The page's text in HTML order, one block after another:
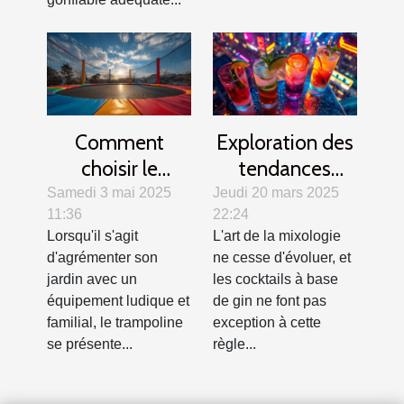
Comment
choisir le
trampoline idéal
pour votre jardin
?
Samedi 3 mai 2025
11:36
Lorsqu'il s'agit
d'agrémenter son
jardin avec un
équipement ludique et
familial, le trampoline
se présente...
Exploration des
tendances
modernes des
cocktails au gin
Jeudi 20 mars 2025
22:24
L'art de la mixologie
ne cesse d'évoluer, et
les cocktails à base
de gin ne font pas
exception à cette
règle...